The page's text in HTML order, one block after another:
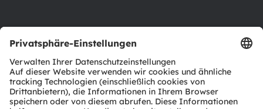
Produkt Selektor
Download Center
Tools
Kundenanfragen
Technischer Support